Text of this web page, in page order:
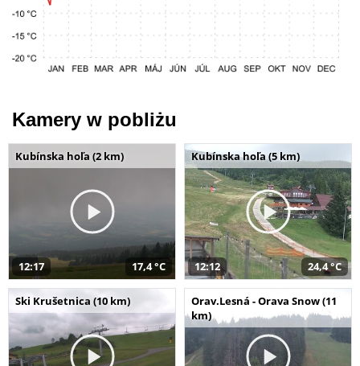
Kamery w pobliżu
Kubínska hoľa (2 km)
12:17 17,4 °C
Kubínska hoľa (5 km)
12:12 24,4 °C
Ski Krušetnica (10 km)
Orav.Lesná - Orava Snow (11
km)